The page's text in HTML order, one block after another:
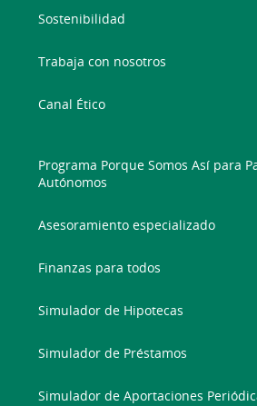
Sostenibilidad
Trabaja con nosotros
Canal Ético
Programa Porque Somos Así para
Autónomos
Asesoramiento especializado
Finanzas para todos
Simulador de Hipotecas
Simulador de Préstamos
Simulador de Aportaciones